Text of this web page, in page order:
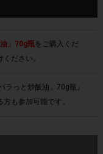
」70g瓶をご購入くだ
ださい。
ラっと炒飯油」70g瓶』
も参加可能です。